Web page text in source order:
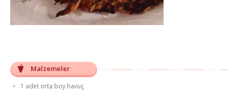
Malzemeler
1 adet orta boy havuç